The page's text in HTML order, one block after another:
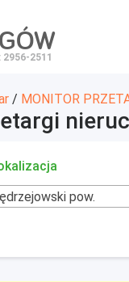
2956-2511
/ MONITOR
pow.